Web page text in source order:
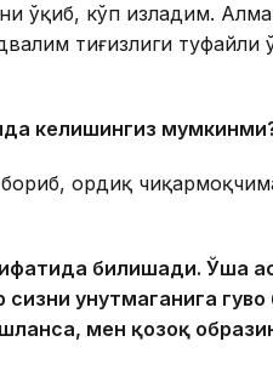
ўқиб, кўп изладим.
тиғизлиги туфайли
келишингиз
ҳордиқ
билишади. Ўша
унутмаганига гувоҳ
мен қозоқ